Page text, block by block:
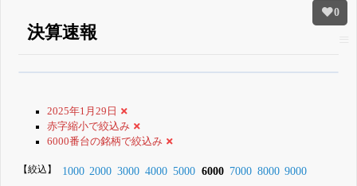
0
決算速報
登録すると永久30%OFFと米株版の先行利用も付きます
2025年1月29日
赤字縮小で絞込み
6000番台の銘柄で絞込み
【絞込】 1000 2000 3000 4000 5000 6000 7000 8000 9000